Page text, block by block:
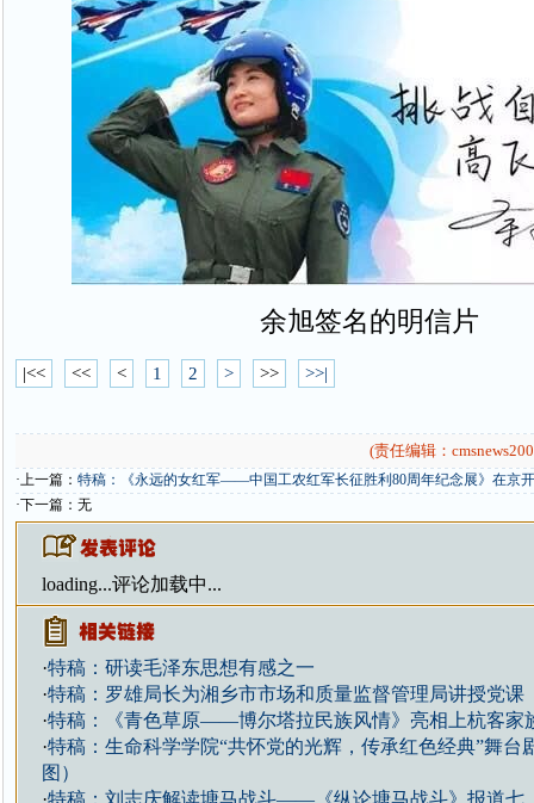
余旭签名的明信片
|<< << < 1 2 > >> >>|
(责任编辑：
·上一篇： 特稿：《永远的女红军——中国工农红军长征胜利80周年纪念展》在京
·下一篇：无
loading...评论加载中...
·特稿：研读毛泽东思想有感之一
·特稿：罗雄局长为湘乡市市场和质量监督管理局讲授党课
·特稿：《青色草原——博尔塔拉民族风情》亮相上杭客家
·特稿：生命科学学院“共怀党的光辉，传承红色经典”舞台
图）